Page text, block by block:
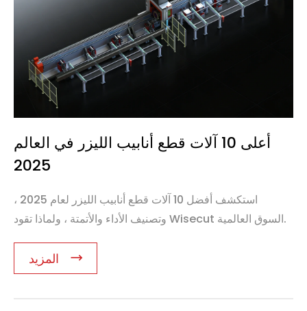
أعلى 10 آلات قطع أنابيب الليزر في العالم
2025
استكشف أفضل 10 آلات قطع أنابيب الليزر لعام 2025 ،
وتصنيف الأداء والأتمتة ، ولماذا تقود Wisecut السوق العالمية.
المزيد